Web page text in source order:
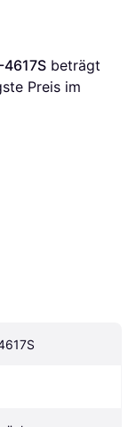
beträgt
Preis im